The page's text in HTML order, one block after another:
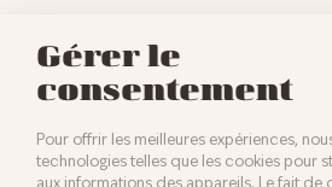
Gérer le
consentement
Pour offrir les meilleures expériences,
technologies telles que les cookies pour